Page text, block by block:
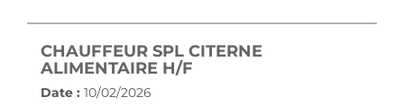
CHAUFFEUR SPL CITERNE
ALIMENTAIRE H/F
Date : 10/02/2026